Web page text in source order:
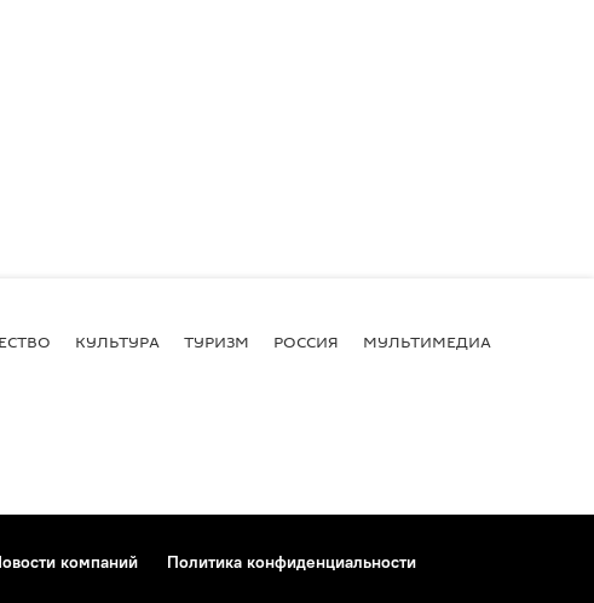
КУЛЬТУРА ТУРИЗМ РОССИЯ МУЛЬТИМЕДИА
компаний
Политика конфиденциальности